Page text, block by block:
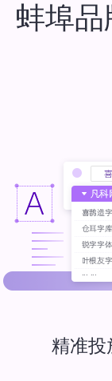
蚌埠品
精准投